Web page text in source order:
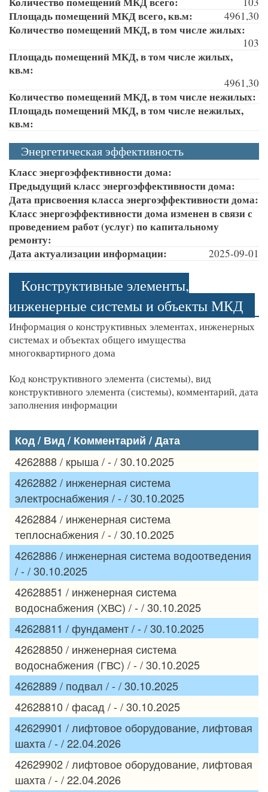
Площадь помещений МКД всего, кв.м: 4961,30
Количество помещений МКД, в том числе жилых:
103
Площадь помещений МКД, в том числе жилых,
кв.м:
4961,30
Количество помещений МКД, в том числе нежилых:
Площадь помещений МКД, в том числе нежилых,
кв.м:
Энергетическая эффективность
Класс энергоэффективности дома:
Предыдущий класс энергоэффективности дома:
Дата присвоения класса энергоэффективности дома:
Класс энергоэффективности дома изменен в связи с
проведением работ (услуг) по капитальному
ремонту:
Дата актуализации информации:
2025-09-01
Конструктивные элементы,
инженерные системы и объекты МКД
Информация о конструктивных элементах, инженерных
системах и объектах общего имущества
многоквартирного дома
Код конструктивного элемента (системы), вид
конструктивного элемента (системы), комментарий, дата
заполнения информации
Код / Вид / Комментарий / Дата
4262888 / крыша / - / 30.10.2025
4262882 / инженерная система
электроснабжения / - / 30.10.2025
4262884 / инженерная система
теплоснабжения / - / 30.10.2025
4262886 / инженерная система водоотведения
/ - / 30.10.2025
42628851 / инженерная система
водоснабжения (ХВС) / - / 30.10.2025
42628811 / фундамент / - / 30.10.2025
42628850 / инженерная система
водоснабжения (ГВС) / - / 30.10.2025
4262889 / подвал / - / 30.10.2025
42628810 / фасад / - / 30.10.2025
42629901 / лифтовое оборудование, лифтовая
шахта / - / 22.04.2026
42629902 / лифтовое оборудование, лифтовая
шахта / - / 22.04.2026